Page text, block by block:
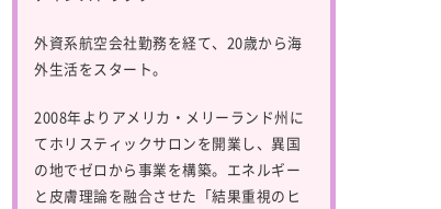
外資系航空会社勤務を経て、20歳から海
外生活をスタート。
2008年よりアメリカ・メリーランド州に
てホリスティックサロンを開業し、異国
の地でゼロから事業を構築。エネルギー
と皮膚理論を融合させた「結果重視のヒ